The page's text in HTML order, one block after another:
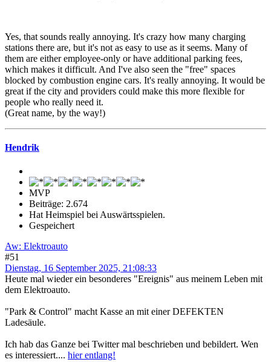
Yes, that sounds really annoying. It's crazy how many charging
stations there are, but it's not as easy to use as it seems. Many of
them are either employee-only or have additional parking fees,
which makes it difficult. And I've also seen the "free" spaces
blocked by combustion engine cars. It's really annoying. It would be
great if the city and providers could make this more flexible for
people who really need it.
(Great name, by the way!)
Hendrik
MVP
Beiträge: 2.674
Hat Heimspiel bei Auswärtsspielen.
Gespeichert
Aw: Elektroauto
#51
Dienstag, 16 September 2025, 21:08:33
Heute mal wieder ein besonderes "Ereignis" aus meinem Leben mit
dem Elektroauto.
"Park & Control" macht Kasse an mit einer DEFEKTEN
Ladesäule.
Ich hab das Ganze bei Twitter mal beschrieben und bebildert. Wen
es interessiert.... hier entlang!